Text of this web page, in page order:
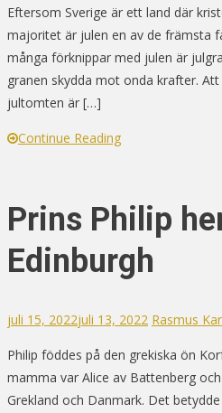
Eftersom Sverige är ett land där
majoritet är julen en av de främsta
många förknippar med julen är
granen skydda mot onda krafter.
jultomten är […]
Continue Reading
Prins Philip
Edinburgh
juli 15, 2022juli 13, 2022 Rasmus
Philip föddes på den grekiska ön
mamma var Alice av Battenberg
Grekland och Danmark. Det